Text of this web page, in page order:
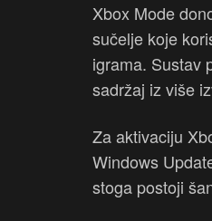
Xbox Mode
sučelje koje
igrama. Sustav
sadržaj iz više
Za aktivaciju
Windows
stoga postoji